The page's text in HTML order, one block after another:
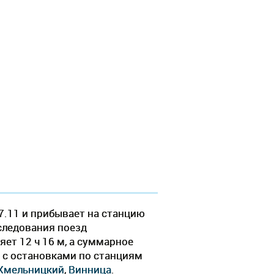
и прибывает на станцию
поезд
12 ч 16 м, а суммарное
остановками по станциям
, Винница.